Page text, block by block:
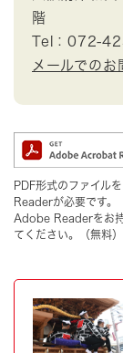
階
Tel：072-
メールでのお
PDF形式のファイル
Readerが必要です。
Adobe Readerをお
てください。（無料）